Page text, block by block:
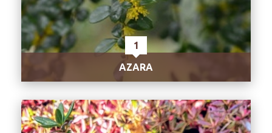
1
AZARA